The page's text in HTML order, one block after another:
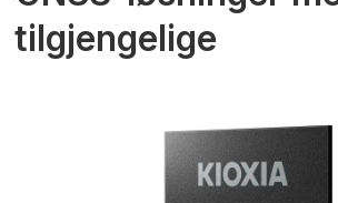
tilgjengelige